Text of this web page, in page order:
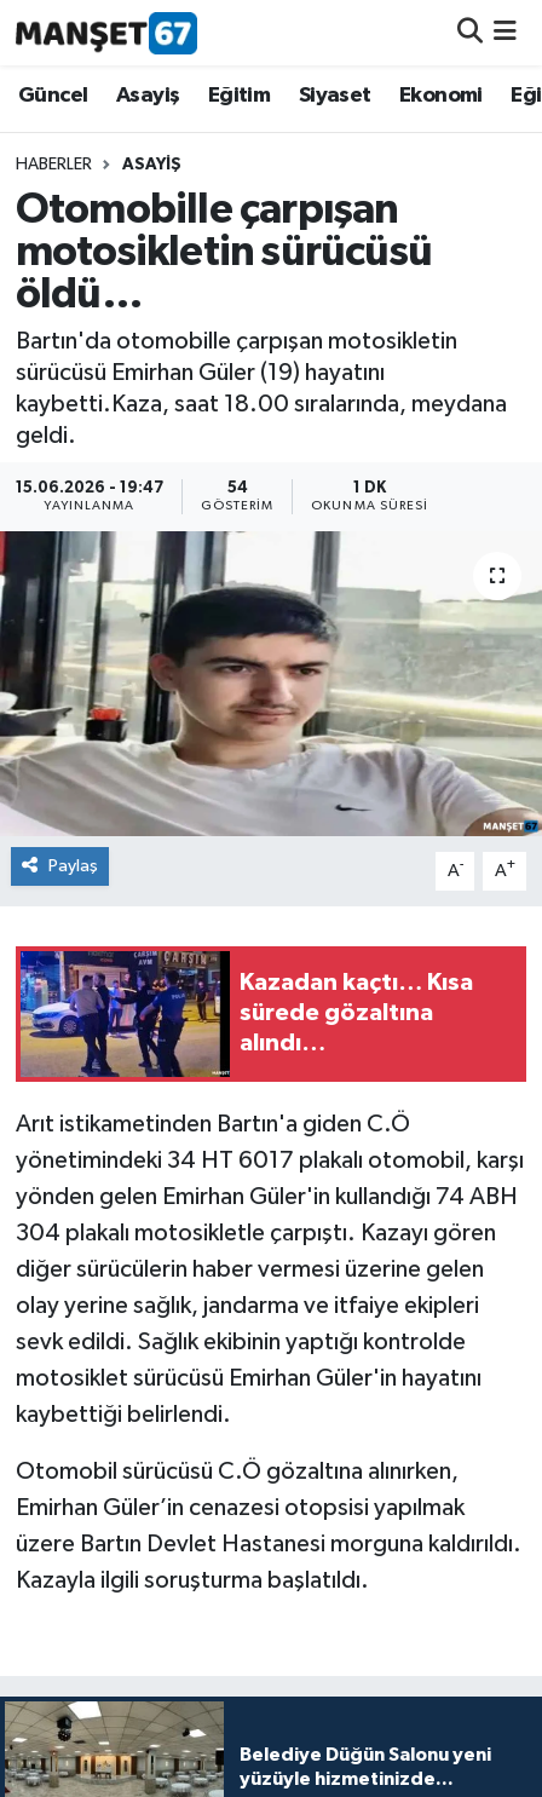
Güncel Asayiş Eğitim Siyaset Ekonomi
HABERLER ASAYIŞ
Otomobille çarpışan
motosikletin sürücüsü
öldü…
Bartın'da otomobille çarpışan motosikletin
sürücüsü Emirhan Güler (19) hayatını
kaybetti.Kaza, saat 18.00 sıralarında, meydana
geldi.
15.06.2026 - 19:47
YAYINLANMA
54
GÖSTERIM
1 DK
OKUNMA SÜRESI
Paylaş A- A+
Kazadan kaçtı… Kısa
sürede gözaltına
alındı…
Arıt istikametinden Bartın'a giden C.Ö
yönetimindeki 34 HT 6017 plakalı otomobil, karşı
yönden gelen Emirhan Güler'in kullandığı 74 ABH
304 plakalı motosikletle çarpıştı. Kazayı gören
diğer sürücülerin haber vermesi üzerine gelen
olay yerine sağlık, jandarma ve itfaiye ekipleri
sevk edildi. Sağlık ekibinin yaptığı kontrolde
motosiklet sürücüsü Emirhan Güler'in hayatını
kaybettiği belirlendi.
Otomobil sürücüsü C.Ö gözaltına alınırken,
Emirhan Güler’in cenazesi otopsisi yapılmak
üzere Bartın Devlet Hastanesi morguna kaldırıldı.
Kazayla ilgili soruşturma başlatıldı.
Belediye Düğün Salonu yeni
yüzüyle hizmetinizde...
Güncel
Asayiş
Siyaset
Spor
Eğitim
Ekonomi
Medya
Mizah
Röportaj
Teknoloji